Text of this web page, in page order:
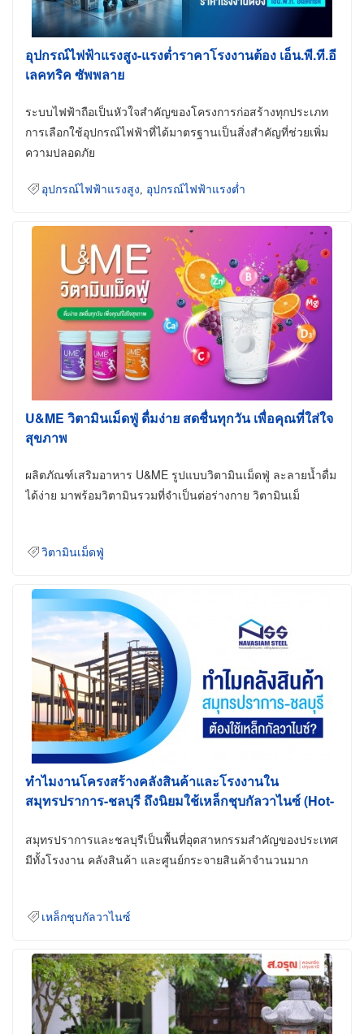
อุปกรณ์ไฟฟ้าแรงสูง-แรงต่ำราคาโรงงานต้อง เอ็น.พี.ที.อี
เลคทริค ซัพพลาย
ระบบไฟฟ้าถือเป็นหัวใจสำคัญของโครงการก่อสร้างทุกประเภท
การเลือกใช้อุปกรณ์ไฟฟ้าที่ได้มาตรฐานเป็นสิ่งสำคัญที่ช่วยเพิ่ม
ความปลอดภัย
อุปกรณ์ไฟฟ้าแรงสูง อุปกรณ์ไฟฟ้าแรงต่ำ
U&ME วิตามินเม็ดฟู่ ดื่มง่าย สดชื่นทุกวัน เพื่อคุณที่ใส่ใจ
สุขภาพ
ผลิตภัณฑ์เสริมอาหาร U&ME รูปแบบวิตามินเม็ดฟู่ ละลายน้ำดื่ม
ได้ง่าย มาพร้อมวิตามินรวมที่จำเป็นต่อร่างกาย วิตามินเม็
วิตามินเม็ดฟู่
ทำไมงานโครงสร้างคลังสินค้าและโรงงานใน
สมุทรปราการ-ชลบุรี ถึงนิยมใช้เหล็กชุบกัลวาไนซ์ (Hot-
สมุทรปราการและชลบุรีเป็นพื้นที่อุตสาหกรรมสำคัญของประเทศ
มีทั้งโรงงาน คลังสินค้า และศูนย์กระจายสินค้าจำนวนมาก
เหล็กชุบกัลวาไนซ์